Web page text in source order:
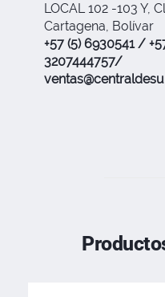
LOCAL 102 -103 Y,
Cartagena, Bolívar
+57 (5) 6930541 /
3207444757/